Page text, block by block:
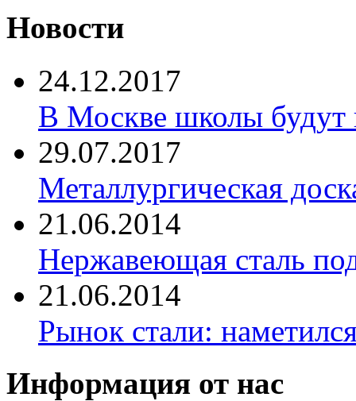
Новости
24.12.2017
В Москве школы будут
29.07.2017
Металлургическая
21.06.2014
Нержавеющая сталь
21.06.2014
Рынок стали:
Информация от нас